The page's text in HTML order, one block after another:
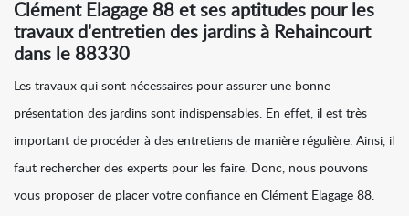
Clément Elagage 88 et ses aptitudes pour les
travaux d'entretien des jardins à Rehaincourt
dans le 88330
Les travaux qui sont nécessaires pour assurer une bonne
présentation des jardins sont indispensables. En effet, il est très
important de procéder à des entretiens de manière régulière. Ainsi, il
faut rechercher des experts pour les faire. Donc, nous pouvons
vous proposer de placer votre confiance en Clément Elagage 88.